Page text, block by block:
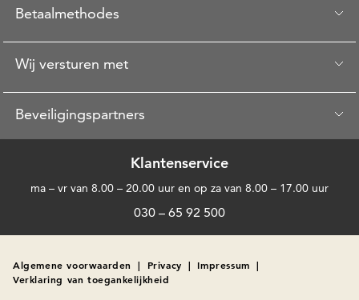
Betaalmethodes
Wij versturen met
Beveiligingspartners
Klantenservice
ma – vr van 8.00 – 20.00 uur en op za van 8.00 – 17.00 uur
030 – 65 92 500
Algemene voorwaarden | Privacy | Impressum |
Verklaring van toegankelijkheid